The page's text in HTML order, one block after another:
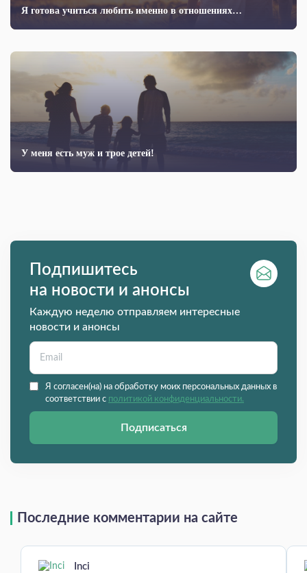
Я готова учиться любить именно в отношениях…
У меня есть муж и трое детей!
Подпишитесь
на новости и анонсы
Каждую неделю отправляем интересные
новости и анонсы
Я согласен(на) на обработку моих персональных данных в
соответствии с политикой конфиденциальности.
Подписаться
Последние комментарии на сайте
Inci